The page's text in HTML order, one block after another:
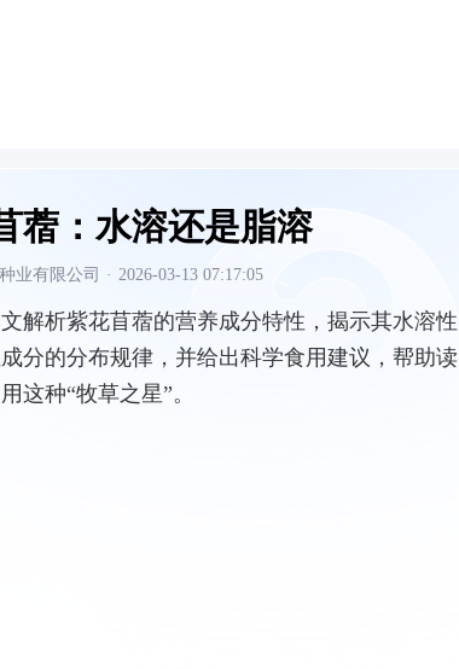
蓿：水溶还是脂溶
业有限公司 · 2026-03-13 07:17:05
解析紫花苜蓿的营养成分特性，揭示其水溶性
分的分布规律，并给出科学食用建议，帮助读
这种“牧草之星”。